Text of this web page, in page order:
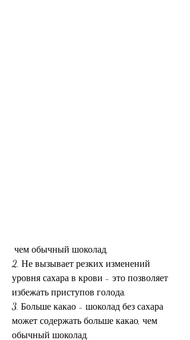
чем обычный шоколад.
2. Не вызывает резких изменений
уровня сахара в крови - это позволяет
избежать приступов голода.
3. Больше какао - шоколад без сахара
может содержать больше какао, чем
обычный шоколад.